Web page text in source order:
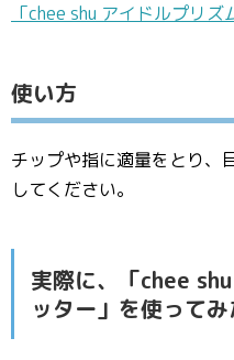
「chee shu アイドルプリズ
使い方
チップや指に適量をとり、
してください。
実際に、「chee
ッター」を使って